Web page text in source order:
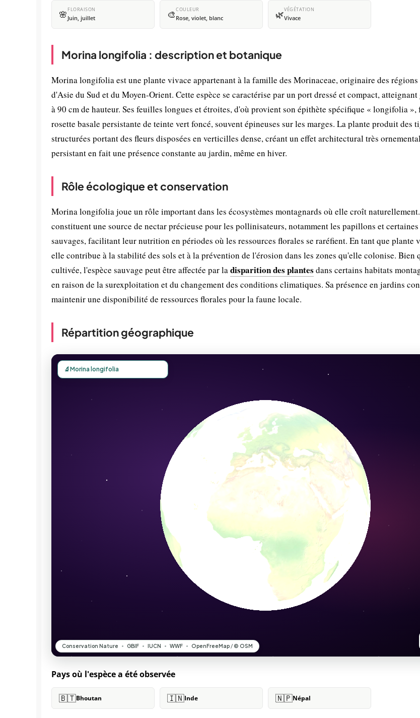
🌸 FLORAISON
Juin, juillet 🎨COULEUR
Rose, violet, blanc 🌿VÉGÉTATION
Vivace
Morina longifolia : description et botanique
Morina longifolia est une plante vivace appartenant à la famille des Morinaceae, originaire des régions
d'Asie du Sud et du Moyen-Orient. Cette espèce se caractérise par un port dressé et compact,
à 90 cm de hauteur. Ses feuilles longues et étroites, d'où provient son épithète spécifique « longifolia »,
rosette basale persistante de teinte vert foncé, souvent épineuses sur les marges. La plante produit des
structurées portant des fleurs disposées en verticilles dense, créant un effet architectural très
persistant en fait une présence constante au jardin, même en hiver.
Rôle écologique et conservation
Morina longifolia joue un rôle important dans les écosystèmes montagnards où elle croît naturellement.
constituent une source de nectar précieuse pour les pollinisateurs, notamment les papillons et
sauvages, facilitant leur nutrition en périodes où les ressources florales se raréfient. En tant que plante
elle contribue à la stabilité des sols et à la prévention de l'érosion dans les zones qu'elle colonise. Bien
cultivée, l'espèce sauvage peut être affectée par ladisparition des plantes dans certains habitats
en raison de la surexploitation et du changement des conditions climatiques. Sa présence en jardins
maintenir une disponibilité de ressources florales pour la faune locale.
Répartition géographique
Pays où l'espèce a été observée
🇧🇹Bhoutan 🇮🇳Inde 🇳🇵Népal